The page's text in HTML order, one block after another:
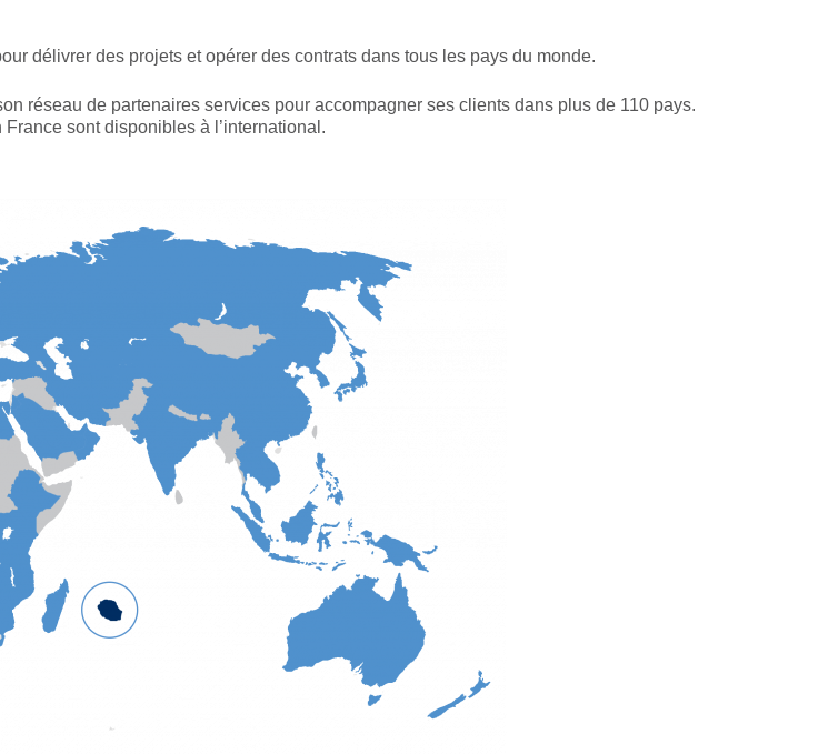
délivrer des projets et opérer des contrats dans tous les pays du monde.
réseau de partenaires services pour accompagner ses clients dans plus de 110 pays.
sont disponibles à l’international.